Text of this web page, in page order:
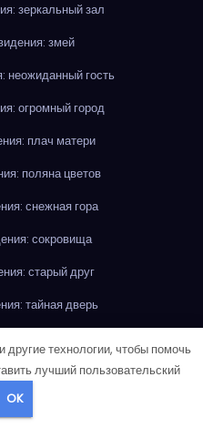
зеркальный зал
змей
неожиданный гость
огромный город
плач матери
поляна цветов
снежная гора
сокровища
старый друг
тайная дверь
яркая радуга
технологии, чтобы помочь
лучший пользовательский
OK